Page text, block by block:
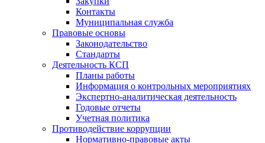
Контакты
Муниципальная служба
Правовые основы
Законодательство
Стандарты
Деятельность КСП
Планы работы
Информация о контрольных мероприятиях
Экспертно-аналитическая деятельность
Годовые отчеты
Учетная политика
Противодействие коррупции
Нормативно-правовые акты